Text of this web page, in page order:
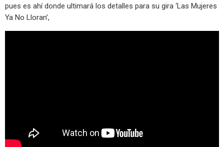
pues es ahí donde ultimará los detalles para su gira ‘Las Mujeres
Ya No Lloran’,